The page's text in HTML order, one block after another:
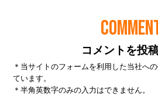
コメントを投
＊当サイトのフォームを利用した当社へ
ています。
＊半角英数字のみの入力はできません。